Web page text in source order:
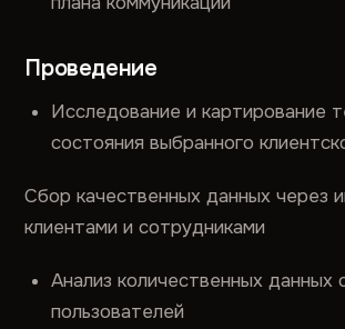
Проведение
Исследование и картирование
состояния выбранного
Сбор качественных данных через
клиентами и сотрудниками
Анализ количественных данных
пользователей